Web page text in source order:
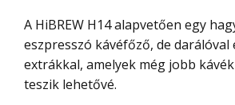
A HiBREW H14 alapvetően egy
eszpresszó kávéfőző, de darálóval
extrákkal, amelyek még jobb
teszik lehetővé.